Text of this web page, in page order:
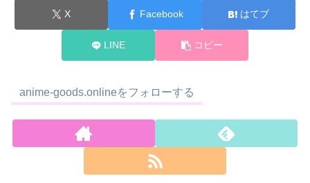
X Facebook はてブ
LINE コピー
anime-goods.onlineをフォローする